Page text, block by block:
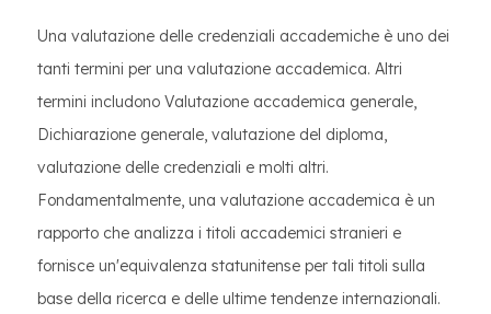
Una valutazione delle credenziali accademiche è uno dei
tanti termini per una valutazione accademica. Altri
termini includono Valutazione accademica generale,
Dichiarazione generale, valutazione del diploma,
valutazione delle credenziali e molti altri.
Fondamentalmente, una valutazione accademica è un
rapporto che analizza i titoli accademici stranieri e
fornisce un'equivalenza statunitense per tali titoli sulla
base della ricerca e delle ultime tendenze internazionali.